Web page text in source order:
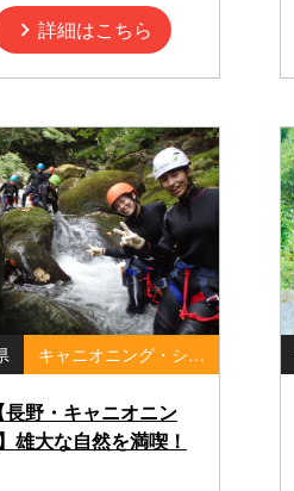
詳細はこちら
キャニオニング・シャワークライミング
【長野・キャニオニン
雄大な自然を満喫！